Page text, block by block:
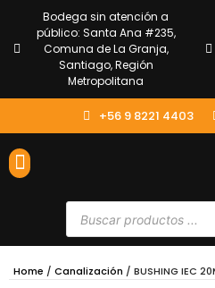
Bodega sin atención a
público: Santa Ana #235,
Comuna de La Granja,
Santiago, Región
Metropolitana
+56 9 8221 4403
Home / Canalización / BUSHING IEC